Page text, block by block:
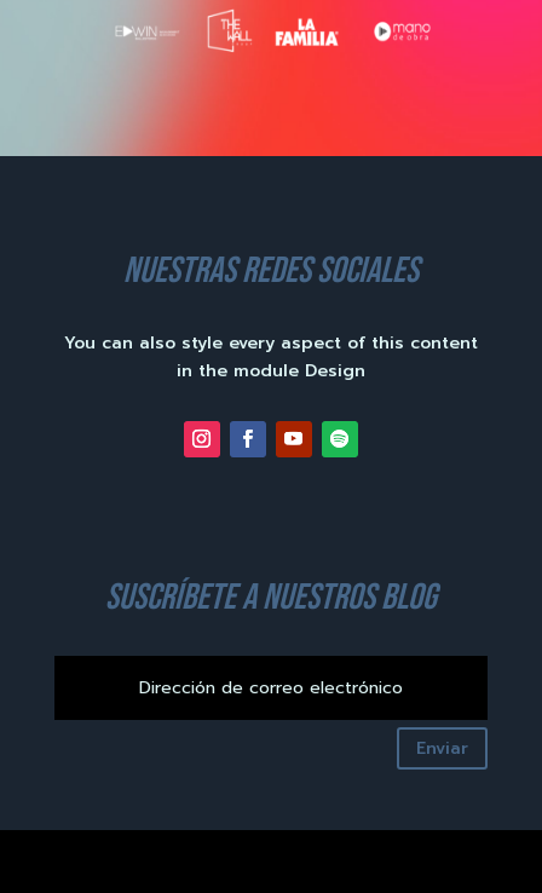
nuestras redes sociales
You can also style every aspect of this content
in the module Design
suscríbete a nuestros blog
Enviar